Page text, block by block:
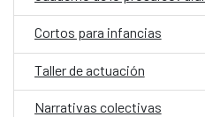
Cortos para infancias
Taller de actuación
Narrativas colectivas